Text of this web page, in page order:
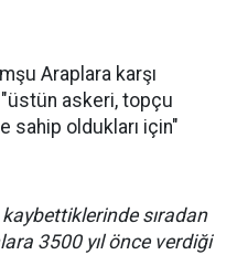
Araplara karşı
askeri, topçu
sahip oldukları için"
sıradan
3500 yıl önce verdiği